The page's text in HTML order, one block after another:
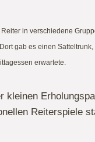
in verschiedene
Dort gab es einen
erwartete.
kleinen
Reiterspiele